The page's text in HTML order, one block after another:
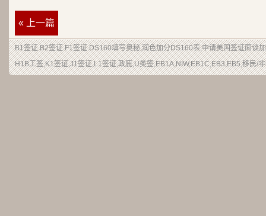
« 上一篇
B1签证.B2签证.F1签证.DS160填写奥秘,润色加分DS160表,申请美国签证面谈
H1B工签,K1签证,J1签证,L1签证,政庇,U类签,EB1A,NIW,EB1C,EB3,EB5,移民/